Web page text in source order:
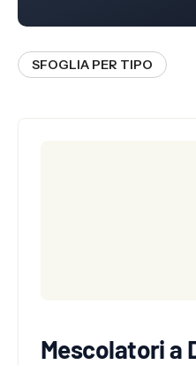
SFOGLIA PER TIPO
Mescolatori a